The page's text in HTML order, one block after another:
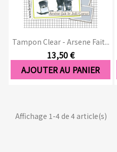
Tampon Clear - Arsene Fait...
13,50 €
AJOUTER AU PANIER
Affichage 1-4 de 4 article(s)